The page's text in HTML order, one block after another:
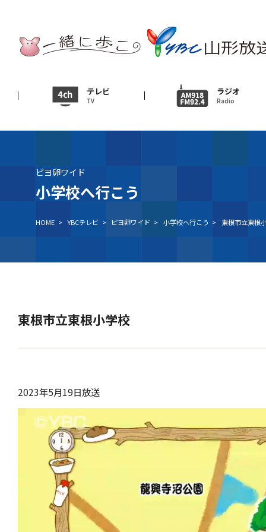
テレビ
TV
ラジオ
Radio
テレビ
ニュース
News
イベント
ＹＢＣオンデマンド
ピヨ卵ワイド
小学校へ行こう
HOME > YBCテレビ > ピヨ卵ワイド > 小学校へ行こう > 東根市立東根
東根市立東根小学校
2023年5月19日放送